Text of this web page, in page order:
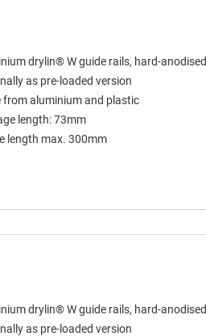
drylin® W guide rails, hard-anodised
as pre-loaded version
from aluminium and plastic
length: 73mm
length max. 300mm
drylin® W guide rails, hard-anodised
as pre-loaded version